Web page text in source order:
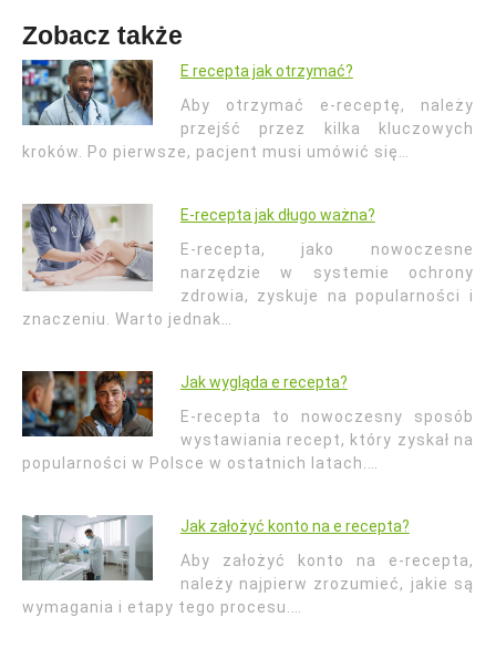
Zobacz także
E recepta jak otrzymać?
Aby otrzymać e-receptę, należy
przejść przez kilka kluczowych
kroków. Po pierwsze, pacjent musi umówić się…
E-recepta jak długo ważna?
E-recepta, jako nowoczesne
narzędzie w systemie ochrony
zdrowia, zyskuje na popularności i
znaczeniu. Warto jednak…
Jak wygląda e recepta?
E-recepta to nowoczesny sposób
wystawiania recept, który zyskał na
popularności w Polsce w ostatnich latach.…
Jak założyć konto na e recepta?
Aby założyć konto na e-recepta,
należy najpierw zrozumieć, jakie są
wymagania i etapy tego procesu.…